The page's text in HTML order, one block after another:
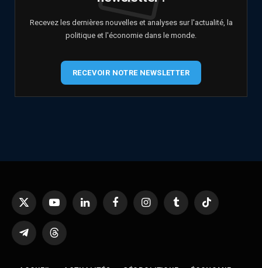
Recevez les dernières nouvelles et analyses sur l'actualité, la
politique et l'économie dans le monde.
RECEVOIR NOTRE NEWSLETTER
X
YouTubeLinkedIn FacebookInstagramTumblr TikTok
TelegramThreads